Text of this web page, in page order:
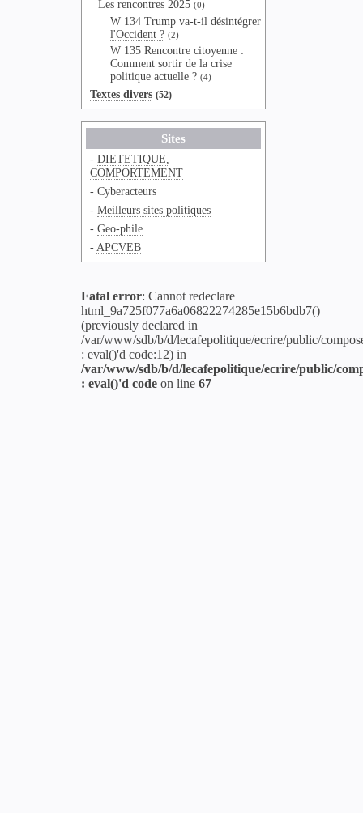
Les rencontres 2025 (0)
W 134 Trump va-t-il désintégrer
l'Occident ? (2)
W 135 Rencontre citoyenne :
Comment sortir de la crise
politique actuelle ? (4)
Textes divers (52)
Sites
- DIETETIQUE,
COMPORTEMENT
- Cyberacteurs
- Meilleurs sites politiques
- Geo-phile
- APCVEB
Fatal error: Cannot redeclare
html_9a725f077a6a06822274285e15b6bdb7()
(previously declared in
/var/www/sdb/b/d/lecafepolitique/ecrire/public/
: eval()'d code:12) in
/var/www/sdb/b/d/lecafepolitique/ecrire/public/
: eval()'d code on line 67